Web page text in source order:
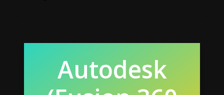
Autodesk